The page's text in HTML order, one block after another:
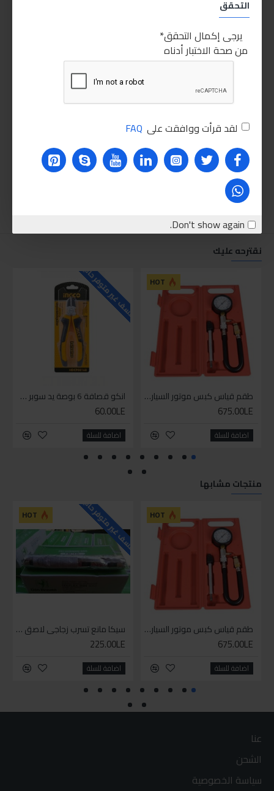
التحقق
يرجى إكمال التحقق
من صحة الاختبار أدناه
لقد قرأت ووافقت على FAQ
Don't show again.
نقترحه عليك
HOT
طقم قياس كبس موتور السياره 3 ق
675.00LE
اضافة للسلة
للاسف غير متوفر حاليا
انكو قصافة 6 بوصة يد سوبر وان
60.00LE
اضافة للسلة
منتجات مشابها
HOT
طقم قياس كبس موتور السياره 3 ق
675.00LE
اضافة للسلة
HOT للاسف غير متوفر حاليا
سيكا مانع تسرب زجاجي لاصق اسود 600 مل
225.00LE
اضافة للسلة
عنا
الشحن
سياسة الخصوصية